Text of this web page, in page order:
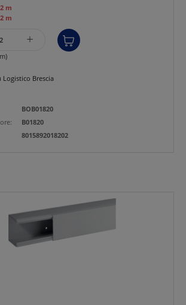
2 m
2 m
+
Brescia
BOB01820
B01820
8015892018202